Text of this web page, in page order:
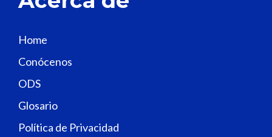
f
i
e
d
b
Home
Conócenos
ODS
Glosario
Política de Privacidad